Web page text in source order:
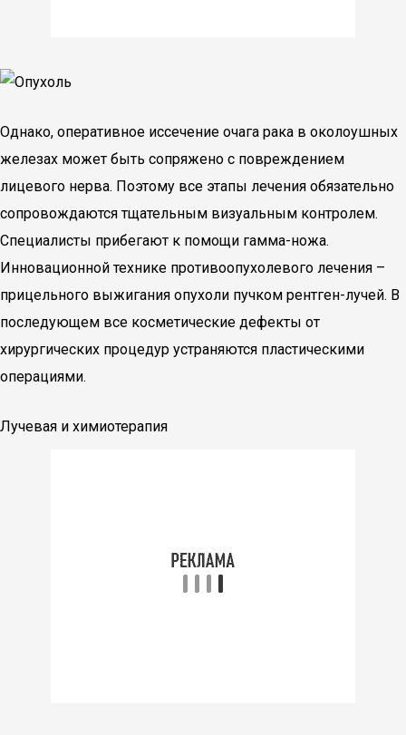
Однако, оперативное иссечение очага рака в околоушных
железах может быть сопряжено с повреждением
лицевого нерва. Поэтому все этапы лечения обязательно
сопровождаются тщательным визуальным контролем.
Специалисты прибегают к помощи гамма-ножа.
Инновационной технике противоопухолевого лечения –
прицельного выжигания опухоли пучком рентген-лучей. В
последующем все косметические дефекты от
хирургических процедур устраняются пластическими
операциями.
Лучевая и химиотерапия